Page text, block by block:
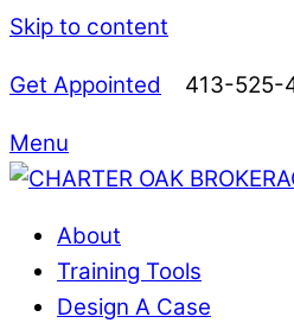
Skip to content
Get Appointed 413-525-
Menu
About
Training Tools
Design A Case